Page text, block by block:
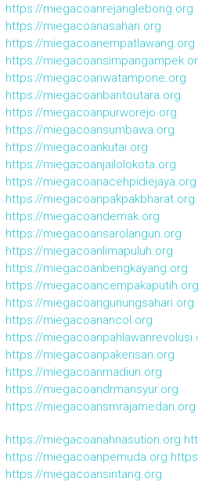
https://miegacoanrejanglebong.org
https://miegacoanasahan.org
https://miegacoanempatlawang.org
https://
https://miegacoanwatampone.org
https://miegacoanbaritoutara.org
https://miegacoanpurworejo.org
https://miegacoansumbawa.org
https://miegacoankutai.org
https://miegacoanjailolokota.org
https://miegacoanacehpidiejaya.org
https://miegacoanpakpakbharat.org
https://miegacoandemak.org
https://miegacoansarolangun.org
https://miegacoanlimapuluh.org
https://miegacoanbengkayang.org
https://miegacoancempakaputih.org
https://miegacoangunungsahari.org
https://miegacoanancol.org
https://
https://miegacoanpakerisan.org
https://miegacoanmadiun.org
https://miegacoandrmansyur.org
https://miegacoansmrajamedan.org
https://miegacoanahnasution.org
https://miegacoanpemuda.org
https://miegacoansintang.org